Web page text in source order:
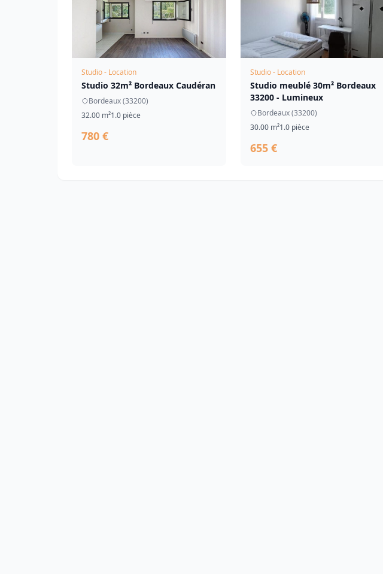
Studio - Location
Studio 32m² Bordeaux Caudéran
Bordeaux (33200)
32.00 m²1.0 pièce
780 €
Studio - Location
Studio meublé 30m² Bordeaux
33200 - Lumineux
Bordeaux (33200)
30.00 m²1.0 pièce
655 €